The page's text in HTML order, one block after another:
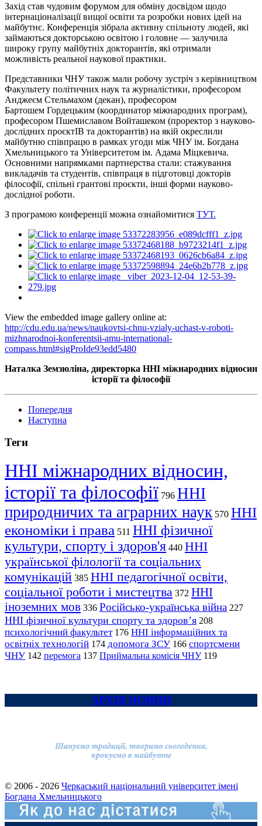
Захід став чудовим форумом для обміну досвідом щодо
інтернаціоналізації вищої освіти та розробки нових ідей на
майбутнє. Конференція зібрала активну спільноту людей, які
займаються докторською освітою і головне — залучила
широку групу майбутніх докторантів, які отримали
можливість реальної наукової практики.
Представники ЧНУ також мали робочу зустріч з керівництвом
Факультету політичних наук та журналістики, професором
Анджеєм Стельмахом (декан), професором
Бартошем Гордецьким (координатор міжнародних програм),
професором Пшемиславом Войташеком (проректор з науково-
дослідних проєктІВ та докторантів) на якій окреслили
майбутню співпрацю в рамках угоди між ЧНУ ім. Богдана
Хмельницького та Університетом ім. Адама Міцкевича.
Основними напрямками партнерства стали: стажування
викладачів та студентів, співпраця в підготовці докторів
філософії, спільні грантові проєкти, інші форми науково-
дослідної роботи.
З програмою конференції можна ознайомитися ТУТ.
View the embedded image gallery online at:
http://cdu.edu.ua/news/naukovtsi-chnu-vzialy-uchast-v-roboti-
mizhnarodnoi-konferentsii-amu-international-
compass.html#sigProIde93edd5480
Наталка Земзюліна, директорка ННІ міжнародних відносин
історії та філософії
Попередня
Наступна
Теги
ННІ міжнародних відносин,
історії та філософії 796 ННІ
природничих та аграрних наук 570 ННІ
економіки і права 511 ННІ фізичної
культури, спорту і здоров'я 440 ННІ
української філології та соціальних
комунікацій 385 ННІ педагогічної освіти,
соціальної роботи і мистецтва 372 ННІ
іноземних мов 336 Російсько-українська війна 227
ННІ фізичної культури спорту та здоров’я 208
психологічний факультет 176 ННІ інформаційних та
освітніх технологій 174 допомога ЗСУ 166 спортсмени
ЧНУ 142 перемога 137 Приймальна комісія ЧНУ 119
АРХІВ НОВИН
© 2006 - 2026 Черкаський національний університет імені
Богдана Хмельницького